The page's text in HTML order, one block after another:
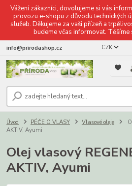
Vážení zákazníci, dovolujeme si vás
provozu e-shopu z důvodu technických
služeb. Děkujeme za vaši přízeň a
budeme včas informovat. Těšíme
CZK
info@prirodashop.cz
Úvod PÉČE O VLASY Vlasové oleje
AKTIV, Ayumi
Olej vlasový
AKTIV, Ayumi